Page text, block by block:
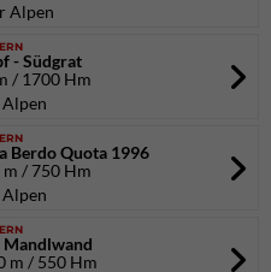
Alpen
- Südgrat
/ 1700 Hm
Berdo Quota 1996
m / 750 Hm
Alpen
m / 550 Hm